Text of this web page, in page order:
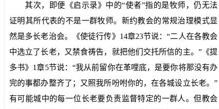
其次，即便《启示录》中的“使者”指的是牧师，仍无法
证明其所代表的不是一群牧师。新约教会的常规治理模式显
然是多长老治会。《使徒行传》 14章23节说：“二人在各教会
中选立了长老，又禁食祷告，就把他们交托所信的主。”《提
多书》 1章5节说：“我从前留你在革哩底，是要你将那没有办
完的事都办整齐了；又照我所吩咐你的，在各城设立长老。”
有可能城中的每一位长老要负责监督特定的一群人。但教会